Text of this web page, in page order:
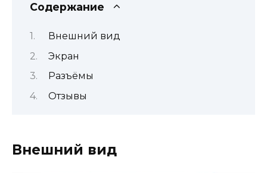
Содержание
Внешний вид
Экран
Разъёмы
Отзывы
Внешний вид